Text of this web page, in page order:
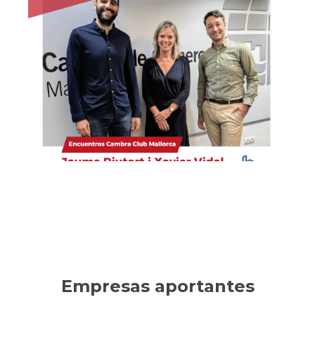
Habítium
Empresa líder en decoración, reformas y mobiliario
online. Ha sabido innovar en un sector tradicional,
consolidando un crecimiento sostenible.
Ver la entrevista
Empresas aportantes